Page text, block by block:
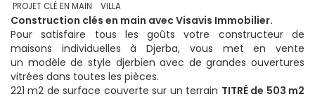
PROJET CLÉ EN MAIN VILLA
Construction clés en main avec Visavis Immobilier.
Pour satisfaire tous les goûts votre constructeur de
maisons individuelles à Djerba, vous met en vente
un modèle de style djerbien avec de grandes ouvertures
vitrées dans toutes les pièces.
221 m2 de surface couverte sur un terrain TITRÉ de 503 m2